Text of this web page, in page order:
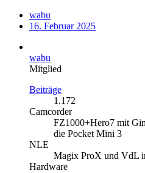
wabu
16. Februar 2025
wabu
Mitglied
Beiträge
1.172
Camcorder
FZ1000+Hero7 mit
die Pocket Mini 3
NLE
Magix ProX und VdL
Hardware